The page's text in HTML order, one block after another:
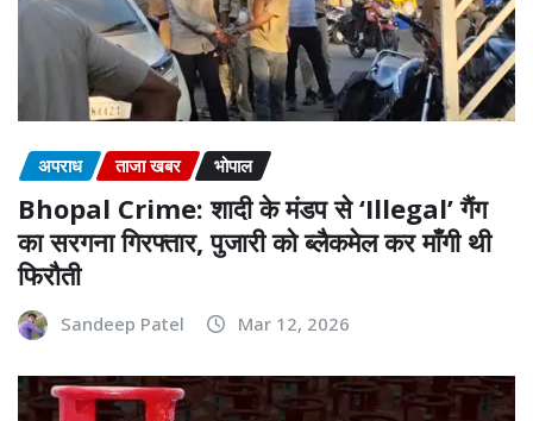
अपराध ताजा खबर भोपाल
Bhopal Crime: शादी के मंडप से ‘Illegal’ गैंग
का सरगना गिरफ्तार, पुजारी को ब्लैकमेल कर माँगी थी
फिरौती
Sandeep Patel Mar 12, 2026